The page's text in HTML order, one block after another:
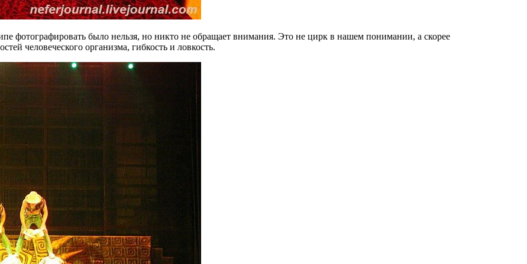
фотографировать было нельзя, но никто не обращает внимания. Это не цирк в нашем понимании, а скорее
человеческого организма, гибкость и ловкость.